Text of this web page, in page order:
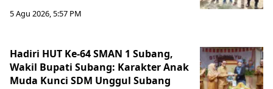
5 Agu 2026, 5:57 PM
Hadiri HUT Ke-64 SMAN 1 Subang,
Wakil Bupati Subang: Karakter Anak
Muda Kunci SDM Unggul Subang